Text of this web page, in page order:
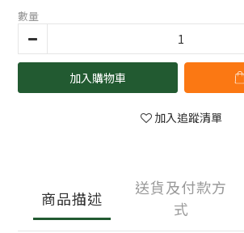
數量
加入購物車
加入追蹤清單
商品描述
送貨及付款方
式